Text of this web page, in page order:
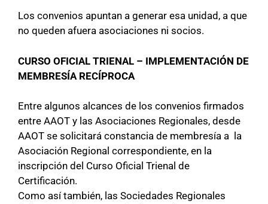
Los convenios apuntan a generar esa unidad, a que
no queden afuera asociaciones ni socios.
CURSO OFICIAL TRIENAL – IMPLEMENTACIÓN DE
MEMBRESÍA RECÍPROCA
Entre algunos alcances de los convenios firmados
entre AAOT y las Asociaciones Regionales, desde
AAOT se solicitará constancia de membresía a la
Asociación Regional correspondiente, en la
inscripción del Curso Oficial Trienal de
Certificación.
Como así también, las Sociedades Regionales